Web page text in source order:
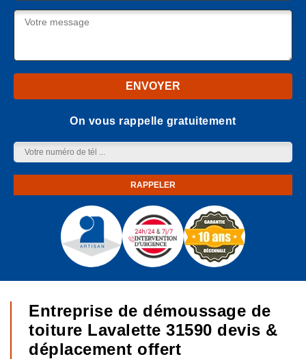
On vous rappelle gratuitement
Entreprise de démoussage de
toiture Lavalette 31590 devis &
déplacement offert